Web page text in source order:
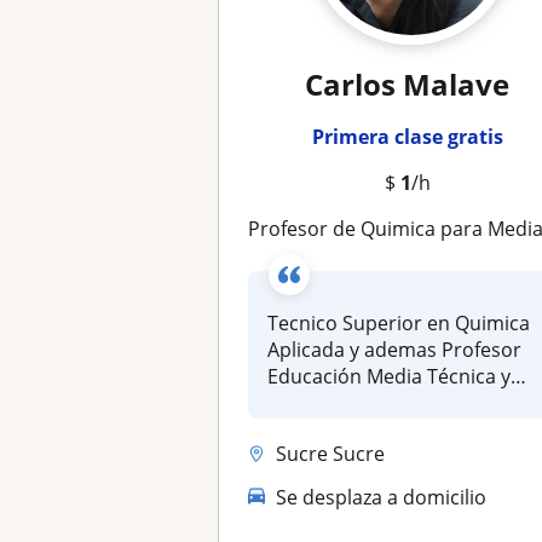
Carlos Malave
Primera clase gratis
$ 1/h
Profesor de Quimica para Media General y
Tecnico Superior en Quimica
Aplicada y ademas Profesor
Educación Media Técnica y
Sucre Sucre
Se desplaza a domicilio